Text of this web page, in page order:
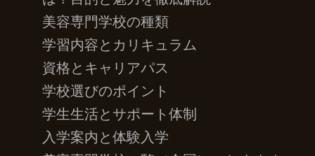
美容専門学校の種類
学習内容とカリキュラム
資格とキャリアパス
学校選びのポイント
学生生活とサポート体制
入学案内と体験入学